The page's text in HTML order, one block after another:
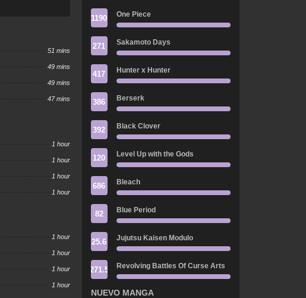
51 mins
49 mins
49 mins
47 mins
1 hour
1 hour
1 hour
1 hour
1 hour
1 hour
1 hour
1 hour
1190 One Piece
271 Sakamoto Days
417 Hunter x Hunter
386 Berserk
392 Black Clover
120 Level Up with the Gods
686 Bleach
82 Blue Period
25.6 Jujutsu Kaisen Modulo
271.5 Revolving Battles Of Curse Arts
NUEVO MANGA